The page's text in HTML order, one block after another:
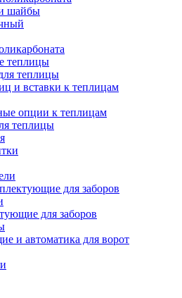
шайбы
теплицы
теплицы
и вставки к теплицам
опции к теплицам
теплицы
для заборов
для заборов
и автоматика для ворот